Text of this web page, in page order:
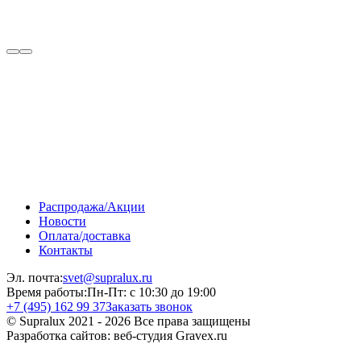
Распродажа/Акции
Новости
Оплата/доставка
Контакты
Эл. почта:svet@supralux.ru
Время работы:Пн-Пт: с 10:30 до 19:00
+7 (495) 162 99 37Заказать звонок
© Supralux 2021 - 2026 Все права защищены
Разработка сайтов: веб-студия Gravex.ru